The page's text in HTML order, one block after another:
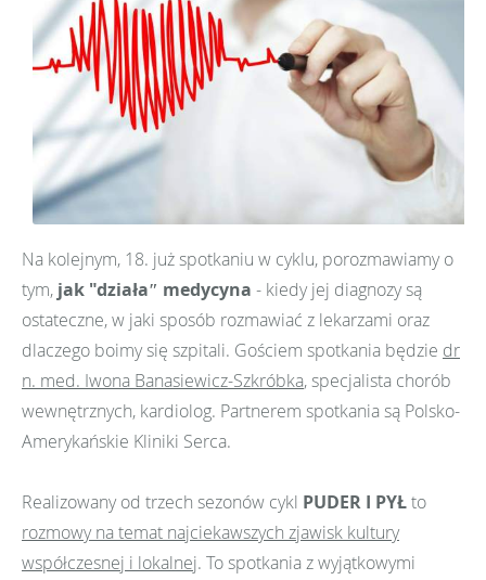
Na kolejnym, 18. już spotkaniu w cyklu, porozmawiamy o
tym, jak "działa″ medycyna - kiedy jej diagnozy są
ostateczne, w jaki sposób rozmawiać z lekarzami oraz
dlaczego boimy się szpitali. Gościem spotkania będzie dr
n. med. Iwona Banasiewicz-Szkróbka, specjalista chorób
wewnętrznych, kardiolog. Partnerem spotkania są Polsko-
Amerykańskie Kliniki Serca.
Realizowany od trzech sezonów cykl PUDER I PYŁto
rozmowy na temat najciekawszych zjawisk kultury
współczesnej i lokalnej. To spotkania z wyjątkowymi